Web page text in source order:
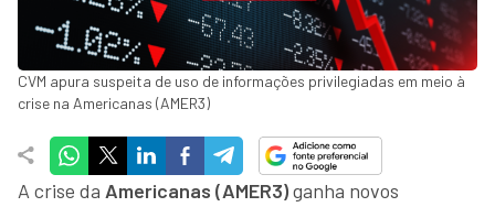
CVM apura suspeita de uso de informações privilegiadas em meio à
crise na Americanas (AMER3)
A crise da Americanas (AMER3)ganha novos